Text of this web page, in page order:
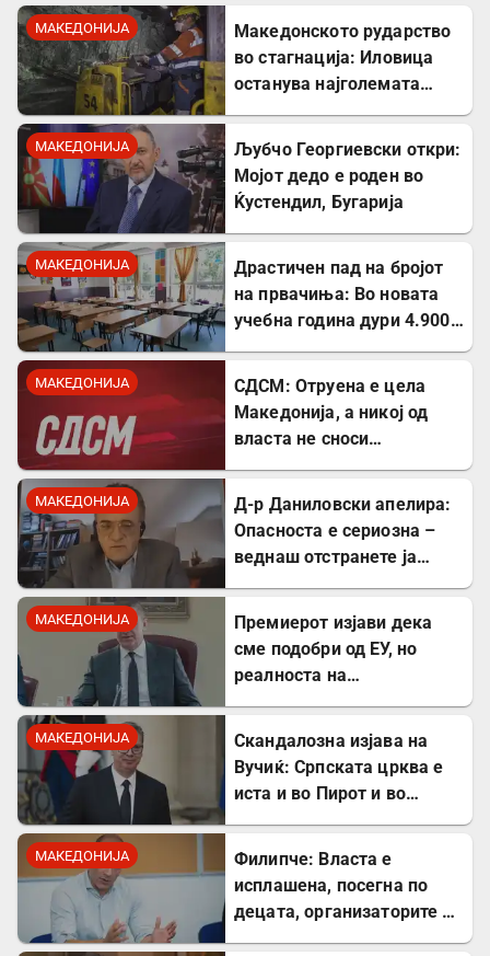
МАКЕДОНИЈА
Македонското рударство
во стагнација: Иловица
останува најголемата
МАКЕДОНИЈА
Љубчо Георгиевски откри:
Мојот дедо е роден во
Ќустендил, Бугарија
МАКЕДОНИЈА
Драстичен пад на бројот
на првачиња: Во новата
учебна година дури 4.900
МАКЕДОНИЈА
СДСМ: Отруена е цела
Македонија, а никој од
власта не сноси
МАКЕДОНИЈА
Д-р Даниловски апелира:
Опасноста е сериозна –
веднаш отстранете ја
западнонилска треска!
МАКЕДОНИЈА
Премиерот изјави дека
сме подобри од ЕУ, но
реалноста на
МАКЕДОНИЈА
Скандалозна изјава на
Вучиќ: Српската црква е
иста и во Пирот и во
МАКЕДОНИЈА
Филипче: Власта е
исплашена, посегна по
децата, организаторите и